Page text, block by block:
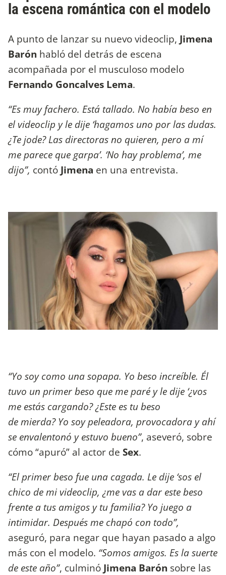
la escena romántica con el modelo
A punto de lanzar su nuevo videoclip, Jimena
Barón habló del detrás de escena
acompañada por el musculoso modelo
Fernando Goncalves Lema.
“Es muy fachero. Está tallado. No había beso en
el videoclip y le dije ‘hagamos uno por las dudas.
¿Te jode? Las directoras no quieren, pero a mí
me parece que garpa’. ‘No hay problema’, me
dijo”, contó Jimena en una entrevista.
“Yo soy como una sopapa. Yo beso increíble. Él
tuvo un primer beso que me paré y le dije ‘¿vos
me estás cargando? ¿Este es tu beso
de mierda? Yo soy peleadora, provocadora y ahí
se envalentonó y estuvo bueno”, aseveró, sobre
cómo “apuró” al actor de Sex.
“El primer beso fue una cagada. Le dije ‘sos el
chico de mi videoclip, ¿me vas a dar este beso
frente a tus amigos y tu familia? Yo juego a
intimidar. Después me chapó con todo”,
aseguró, para negar que hayan pasado a algo
más con el modelo. “Somos amigos. Es la suerte
de este año”, culminó Jimena Barón sobre las